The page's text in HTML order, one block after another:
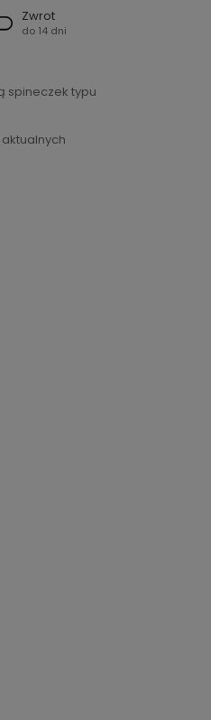
Zwrot
do 14 dni
spineczek typu